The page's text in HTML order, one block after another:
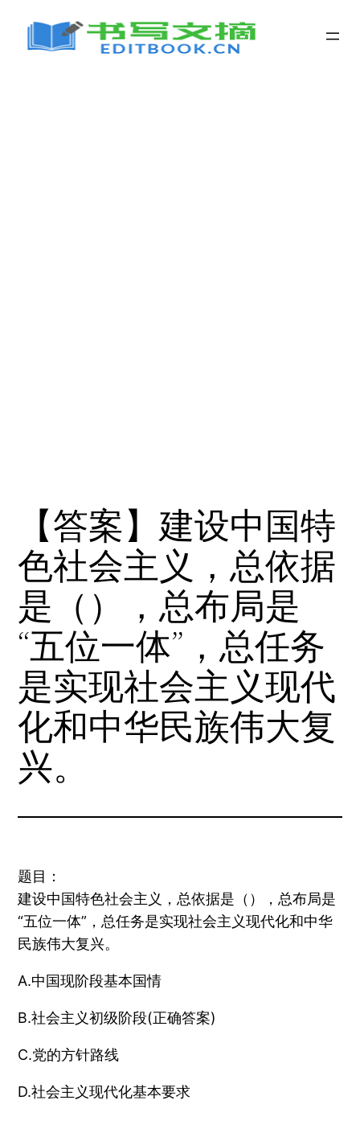
【答案】建设中国特
色社会主义，总依据
是（），总布局是
“五位一体”，总任务
是实现社会主义现代
化和中华民族伟大复
兴。
题目：
建设中国特色社会主义，总依据是（），总布局是
“五位一体”，总任务是实现社会主义现代化和中华
民族伟大复兴。
A.中国现阶段基本国情
B.社会主义初级阶段(正确答案)
C.党的方针路线
D.社会主义现代化基本要求